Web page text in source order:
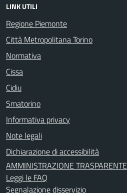
LINK UTILI
Regione Piemonte
Città Metropolitana Torino
Normativa
Cissa
Cidiu
Smatorino
Informativa privacy
Note legali
Dichiarazione di accessibilità
AMMINISTRAZIONE TRASPARENTE
Leggi le FAQ
Segnalazione disservizio